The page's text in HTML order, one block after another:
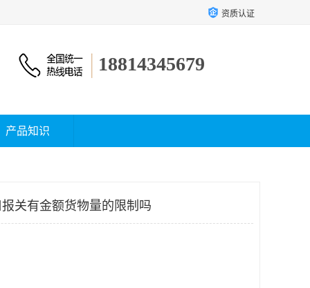
资质认证
18814345679
产品知识
关有金额货物量的限制吗